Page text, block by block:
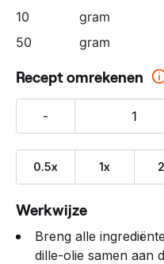
10
gram
50
gram
Recept omrekenen
-
0.5x 1x
Werkwijze
Breng alle
dille-olie samen aan